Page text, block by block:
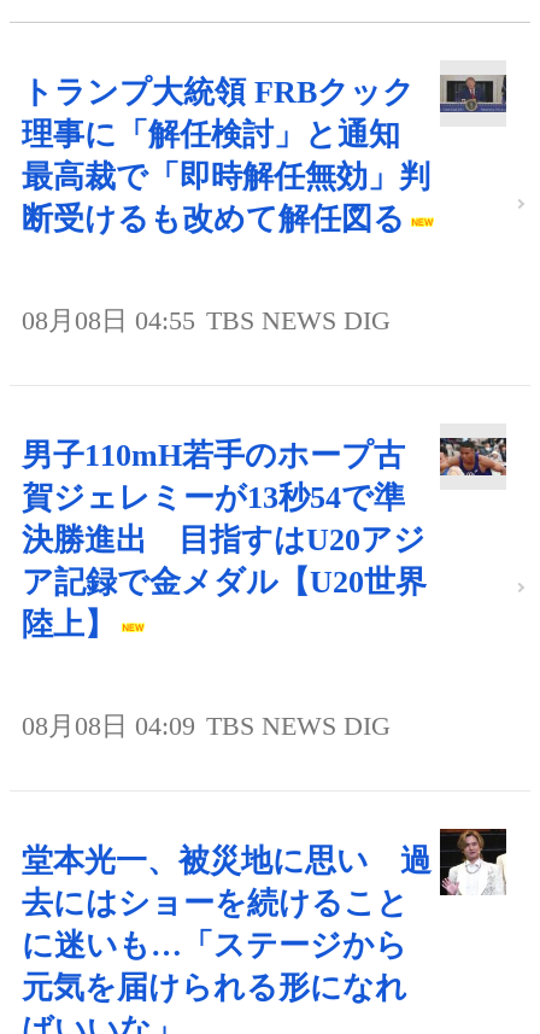
トランプ大統領 FRBクック
理事に「解任検討」と通知
最高裁で「即時解任無効」判
断受けるも改めて解任図る
08月08日 04:55 TBS NEWS DIG
男子110mH若手のホープ古
賀ジェレミーが13秒54で準
決勝進出 目指すはU20アジ
ア記録で金メダル【U20世界
陸上】
08月08日 04:09 TBS NEWS DIG
堂本光一、被災地に思い 過
去にはショーを続けること
に迷いも…「ステージから
元気を届けられる形になれ